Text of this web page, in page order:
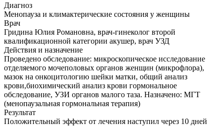
Диагноз
Менопауза и климактерические состояния у женщины
Врач
Гридина Юлия Романовна, врач-гинеколог второй
квалификационной категории акушер, врач УЗД
Действия и назначение
Проведено обследование: микроскопическое исследование
отделяемого мочеполовых органов женщин (микрофлора),
мазок на онкоцитологию шейки матки, общий анализ
крови,биохимический анализ крови гормональное
обследование, УЗИ органов малого таза. Назначено: МГТ
(менопаузальная гормональная терапия)
Результат
Положительный эффект от лечения наступил через 10 дней